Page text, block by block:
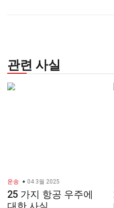
관련 사실
운송 04 3월 2025
25 가지 항공 우주에